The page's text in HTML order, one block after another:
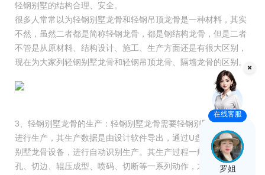
轻钢别墅的结构合理、安全。
很多人常常以为轻钢别墅龙骨和轻钢吊顶龙骨是一种材料，其实
不然，虽然二者都是简称轻钢龙骨，都是钢结构龙骨，但是二者
不管是从原材料、结构设计、施工、生产方面还是有很大区别，
现在为大家列轻钢别墅龙骨和轻钢吊顶龙骨、隔墙龙骨的区别。
3、轻钢别墅龙骨的生产：轻钢别墅龙骨需要轻钢别墅龙骨设备
进行生产，其生产数据是由设计软件导出，通过U盘传输给轻钢
别墅龙骨设备，进行自动识别生产。其生产过程一般需要完成冲
孔、切边、辊压成型、喷码、切断等一系列动作，才能生产出整
在线客服
罗姐